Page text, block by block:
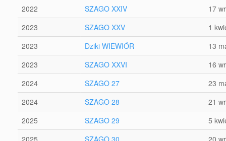
2022
SZAGO XXIV
17
2023
SZAGO XXV
1
2023
Dziki WIEWIÓR
13
2023
SZAGO XXVI
16
2024
SZAGO 27
23
2024
SZAGO 28
21
2025
SZAGO 29
5
2025
SZAGO 30
20